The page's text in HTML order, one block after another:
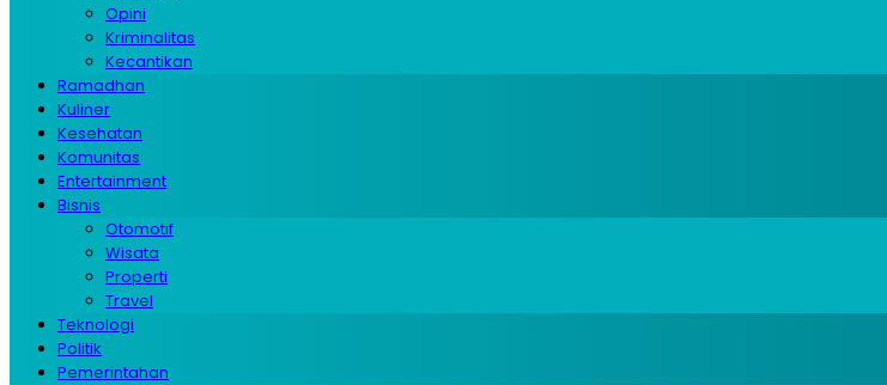
Opini
Kriminalitas
Kecantikan
Ramadhan
Kuliner
Kesehatan
Komunitas
Entertainment
Bisnis
Otomotif
Wisata
Properti
Travel
Teknologi
Politik
Pemerintahan